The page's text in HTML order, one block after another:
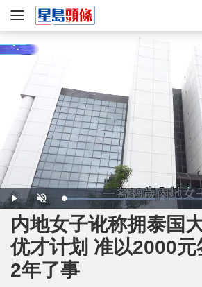
P
l
y
U
n
m
u
t
e
L
o
d
e
d
:
5
9
内地女子讹称拥泰国
优才计划 准以2000元
2年了事